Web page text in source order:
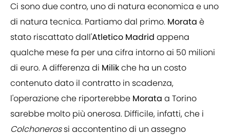
Ci sono due contro, uno di natura economica e uno
di natura tecnica. Partiamo dal primo. Morata è
stato riscattato dall'Atletico Madrid appena
qualche mese fa per una cifra intorno ai 50 milioni
di euro. A differenza di Milikche ha un costo
contenuto dato il contratto in scadenza,
l'operazione che riporterebbe Morata a Torino
sarebbe molto più onerosa. Difficile, infatti, che i
Colchonerossi accontentino di un assegno